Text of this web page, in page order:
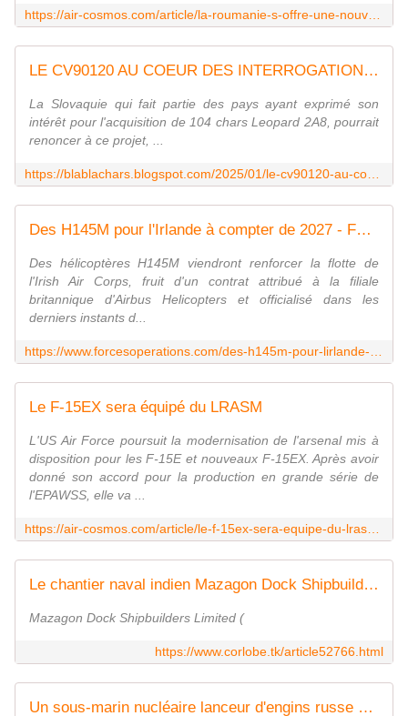
LE CV90120 AU COEUR DES INTERROGATIONS SLOVAQUES
La Slovaquie qui fait partie des pays ayant exprimé son
intérêt pour l'acquisition de 104 chars Leopard 2A8, pourrait
renoncer à ce projet, ...
Des H145M pour l'Irlande à compter de 2027 - FOB - Forces Operations Blog
Des hélicoptères H145M viendront renforcer la flotte de
l'Irish Air Corps, fruit d'un contrat attribué à la filiale
britannique d'Airbus Helicopters et officialisé dans les
derniers instants d...
Le F-15EX sera équipé du LRASM
L'US Air Force poursuit la modernisation de l'arsenal mis à
disposition pour les F-15E et nouveaux F-15EX. Après avoir
donné son accord pour la production en grande série de
l'EPAWSS, elle va ...
Le chantier naval indien Mazagon Dock Shipbuilders Limited livre le 6ème sous-marin de la classe Scorpène à la marine indienne
Mazagon Dock Shipbuilders Limited (
https://www.corlobe.tk/article52766.html
Un sous-marin nucléaire lanceur d'engins russe effectue des essais en eaux glaciales après une modernisation de 6 ans